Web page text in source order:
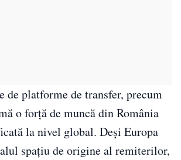
de platforme de transfer, precum
o forță de muncă din România
la nivel global. Deși Europa
spațiu de origine al remiterilor,